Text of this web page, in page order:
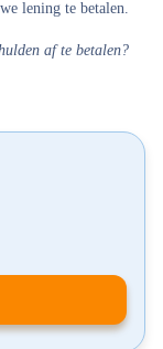
lening te betalen.
af te betalen?